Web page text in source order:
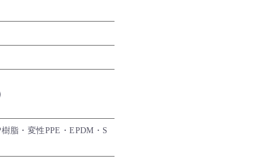
脂・変性PPE・EPDM・S